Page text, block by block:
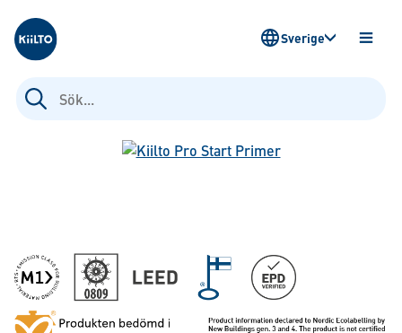
Kiilto Sweden
Sök
efter:
Sverige